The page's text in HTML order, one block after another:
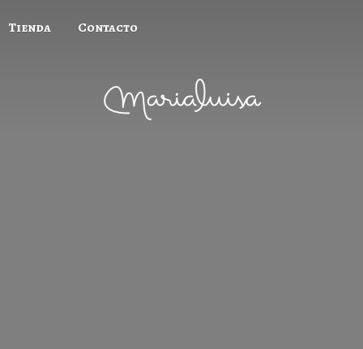
Tienda Contacto